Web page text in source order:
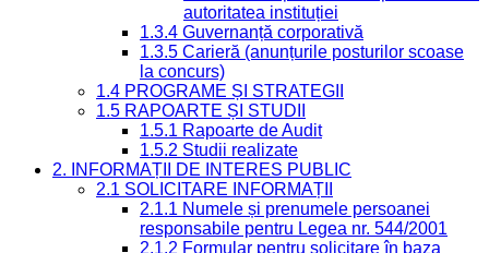
autoritatea instituției
1.3.4 Guvernanță corporativă
1.3.5 Carieră (anunțurile posturilor scoase
la concurs)
1.4 PROGRAME ȘI STRATEGII
1.5 RAPOARTE ȘI STUDII
1.5.1 Rapoarte de Audit
1.5.2 Studii realizate
2. INFORMAȚII DE INTERES PUBLIC
2.1 SOLICITARE INFORMAȚII
2.1.1 Numele și prenumele persoanei
responsabile pentru Legea nr. 544/2001
2.1.2 Formular pentru solicitare în baza